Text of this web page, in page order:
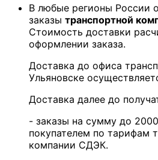
В любые регионы России
заказы транспортной
Стоимость доставки
оформлении заказа.
Доставка до офиса
Ульяновске
Доставка далее до
- заказы на сумму до
покупателем по тарифам
компании СДЭК.